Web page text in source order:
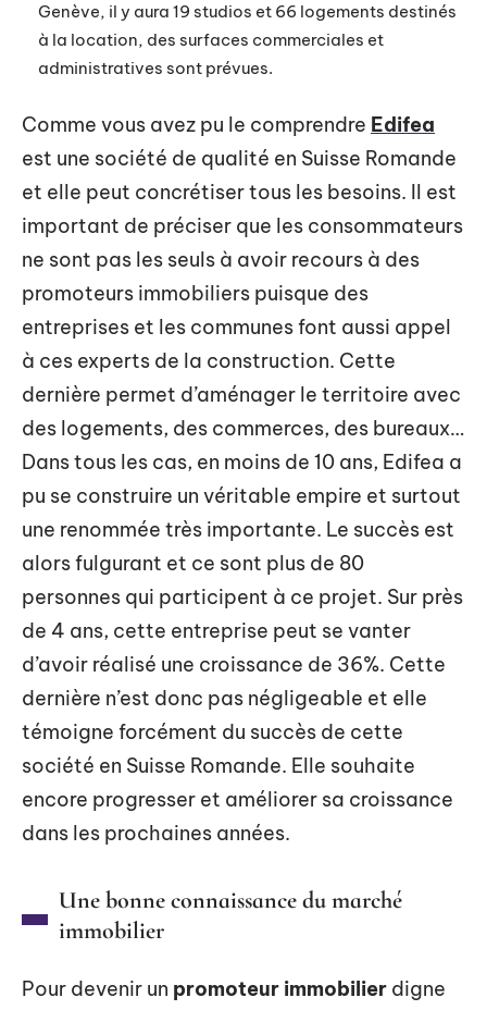
Genève, il y aura 19 studios et 66 logements destinés
à la location, des surfaces commerciales et
administratives sont prévues.
Comme vous avez pu le comprendre Edifea
est une société de qualité en Suisse Romande
et elle peut concrétiser tous les besoins. Il est
important de préciser que les consommateurs
ne sont pas les seuls à avoir recours à des
promoteurs immobiliers puisque des
entreprises et les communes font aussi appel
à ces experts de la construction. Cette
dernière permet d’aménager le territoire avec
des logements, des commerces, des bureaux…
Dans tous les cas, en moins de 10 ans, Edifea a
pu se construire un véritable empire et surtout
une renommée très importante. Le succès est
alors fulgurant et ce sont plus de 80
personnes qui participent à ce projet. Sur près
de 4 ans, cette entreprise peut se vanter
d’avoir réalisé une croissance de 36%. Cette
dernière n’est donc pas négligeable et elle
témoigne forcément du succès de cette
société en Suisse Romande. Elle souhaite
encore progresser et améliorer sa croissance
dans les prochaines années.
Une bonne connaissance du marché
immobilier
Pour devenir un promoteur immobilier digne